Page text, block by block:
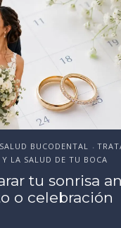
SALUD BUCODENTAL •
LA SALUD DE TU BOCA
tu sonrisa
o celebración